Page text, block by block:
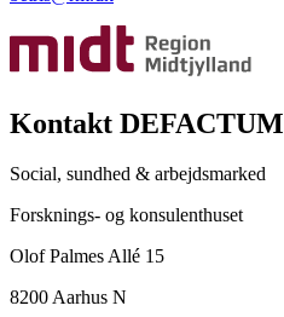
Kontakt DEFACTUM
Social, sundhed & arbejdsmarked
Forsknings- og konsulenthuset
Olof Palmes Allé 15
8200 Aarhus N